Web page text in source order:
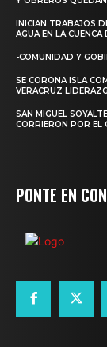
INICIAN TRABAJOS
AGUA EN LA
-COMUNIDAD Y
SE CORONA ISLA
VERACRUZ
SAN MIGUEL
CORRIERON POR EL
PONTE EN